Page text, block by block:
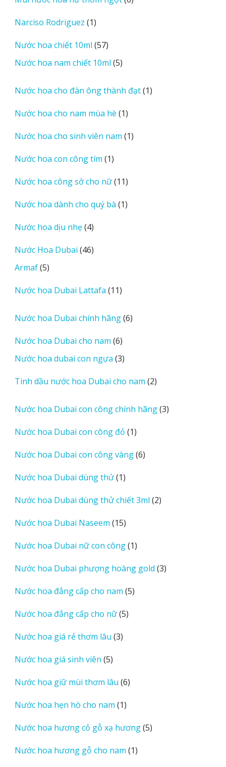
Narciso Rodriguez 11
phẩm
Nước hoa chiết 10ml 5757
sản
phẩm
Nước hoa nam chiết 10ml 55
phẩm
Nước hoa cho đàn ông thành đạt 11
Nước hoa cho nam mùa hè 11
phẩm
Nước hoa cho sinh viên nam 11
Nước hoa con công tím 11
phẩm
Nước hoa công sở cho nữ 1111
phẩm
Nước hoa dành cho quý bà 11
Nước hoa dịu nhẹ 44
phẩm
Nước Hoa Dubai 4646
Armaf 55
phẩm
Nước hoa Dubai Lattafa 1111
phẩm
Nước hoa Dubai chính hãng 66
Nước hoa Dubai cho nam 66
sản
phẩm
Nước hoa dubai con ngựa 33
phẩm
Tinh dầu nước hoa Dubai cho nam 22
phẩm
Nước hoa Dubai con công chính hãng 33
Nước hoa Dubai con công đỏ 11
phẩm
Nước hoa Dubai con công vàng 66
Nước hoa Dubai dùng thử 11
phẩm
Nước hoa Dubai dùng thử chiết 3ml 22
Nước hoa Dubai Naseem 1515
phẩm
Nước hoa Dubai nữ con công 11
phẩm
Nước hoa Dubai phượng hoàng gold 33
Nước hoa đẳng cấp cho nam 55
Nước hoa đẳng cấp cho nữ 55
Nước hoa giá rẻ thơm lâu 33
Nước hoa giá sinh viên 55
phẩm
Nước hoa giữ mùi thơm lâu 66
Nước hoa hẹn hò cho nam 11
phẩm
Nước hoa hương cỏ gỗ xạ hương 55
Nước hoa hương gỗ cho nam 11